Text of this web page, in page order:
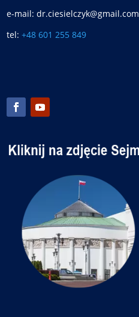
e-mail: dr.ciesielczyk@gmail.com
tel:+48 601 255 849